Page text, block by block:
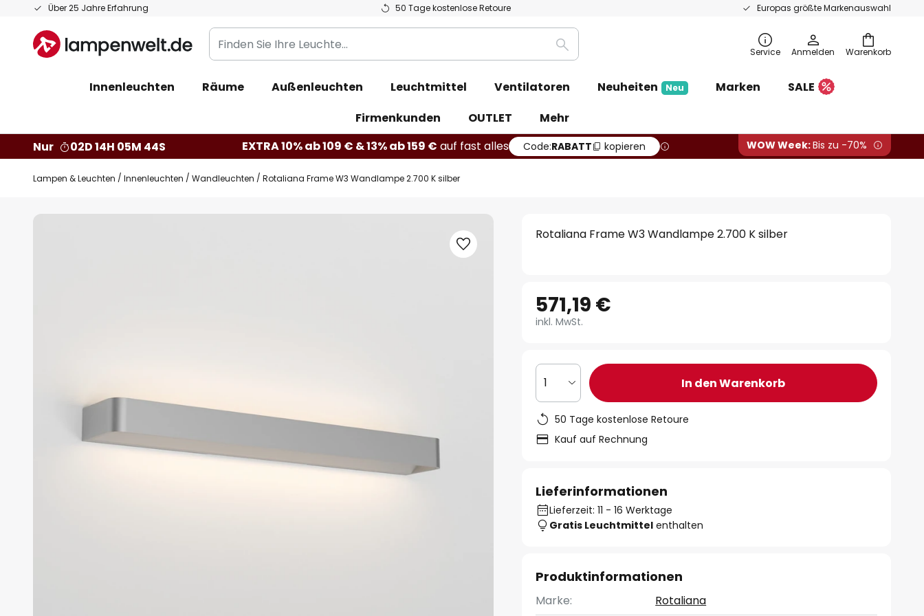
Über 25 Jahre Erfahrung 50 Tage kostenlose Retoure Europas größte Markenauswahl
Zum
springen
Warenkorb
Finden
Sie
Leuchte...
Suche Service Anmelden
Innenleuchten Räume Außenleuchten Leuchtmittel Ventilatoren Neuheiten Neu Marken
SALE
Firmenkunden
OUTLET
Mehr
Nur
02D 14H 05M 43S EXTRA 10% ab 109 € & 13% ab 159 € auf fast alles Code:RABATT kopieren WOW Week:Bis zu -70%
Lampen & Leuchten Innenleuchten Wandleuchten Rotaliana Frame W3 Wandlampe 2.700 K silber
Zum
Rotaliana Frame W3 Wandlampe 2.700 K silber
571,19 €
inkl. MwSt.
1 In den Warenkorb
50 Tage kostenlose Retoure
Kauf auf Rechnung
Lieferinformationen
Lieferzeit: 11 - 16 Werktage
Gratis Leuchtmittel enthalten
Produktinformationen
Marke:
Rotaliana